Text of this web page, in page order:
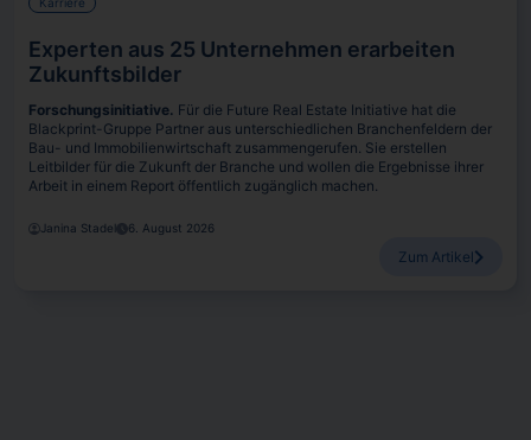
Experten aus 25 Unternehmen erarbeiten
Zukunftsbilder
Forschungsinitiative. Für die Future Real Estate Initiative hat die
Blackprint-Gruppe Partner aus unterschiedlichen Branchenfeldern der
Bau- und Immobilienwirtschaft zusammengerufen. Sie erstellen
Leitbilder für die Zukunft der Branche und wollen die Ergebnisse ihrer
Arbeit in einem Report öffentlich zugänglich machen.
Janina Stadel 6. August 2026
Zum Artikel